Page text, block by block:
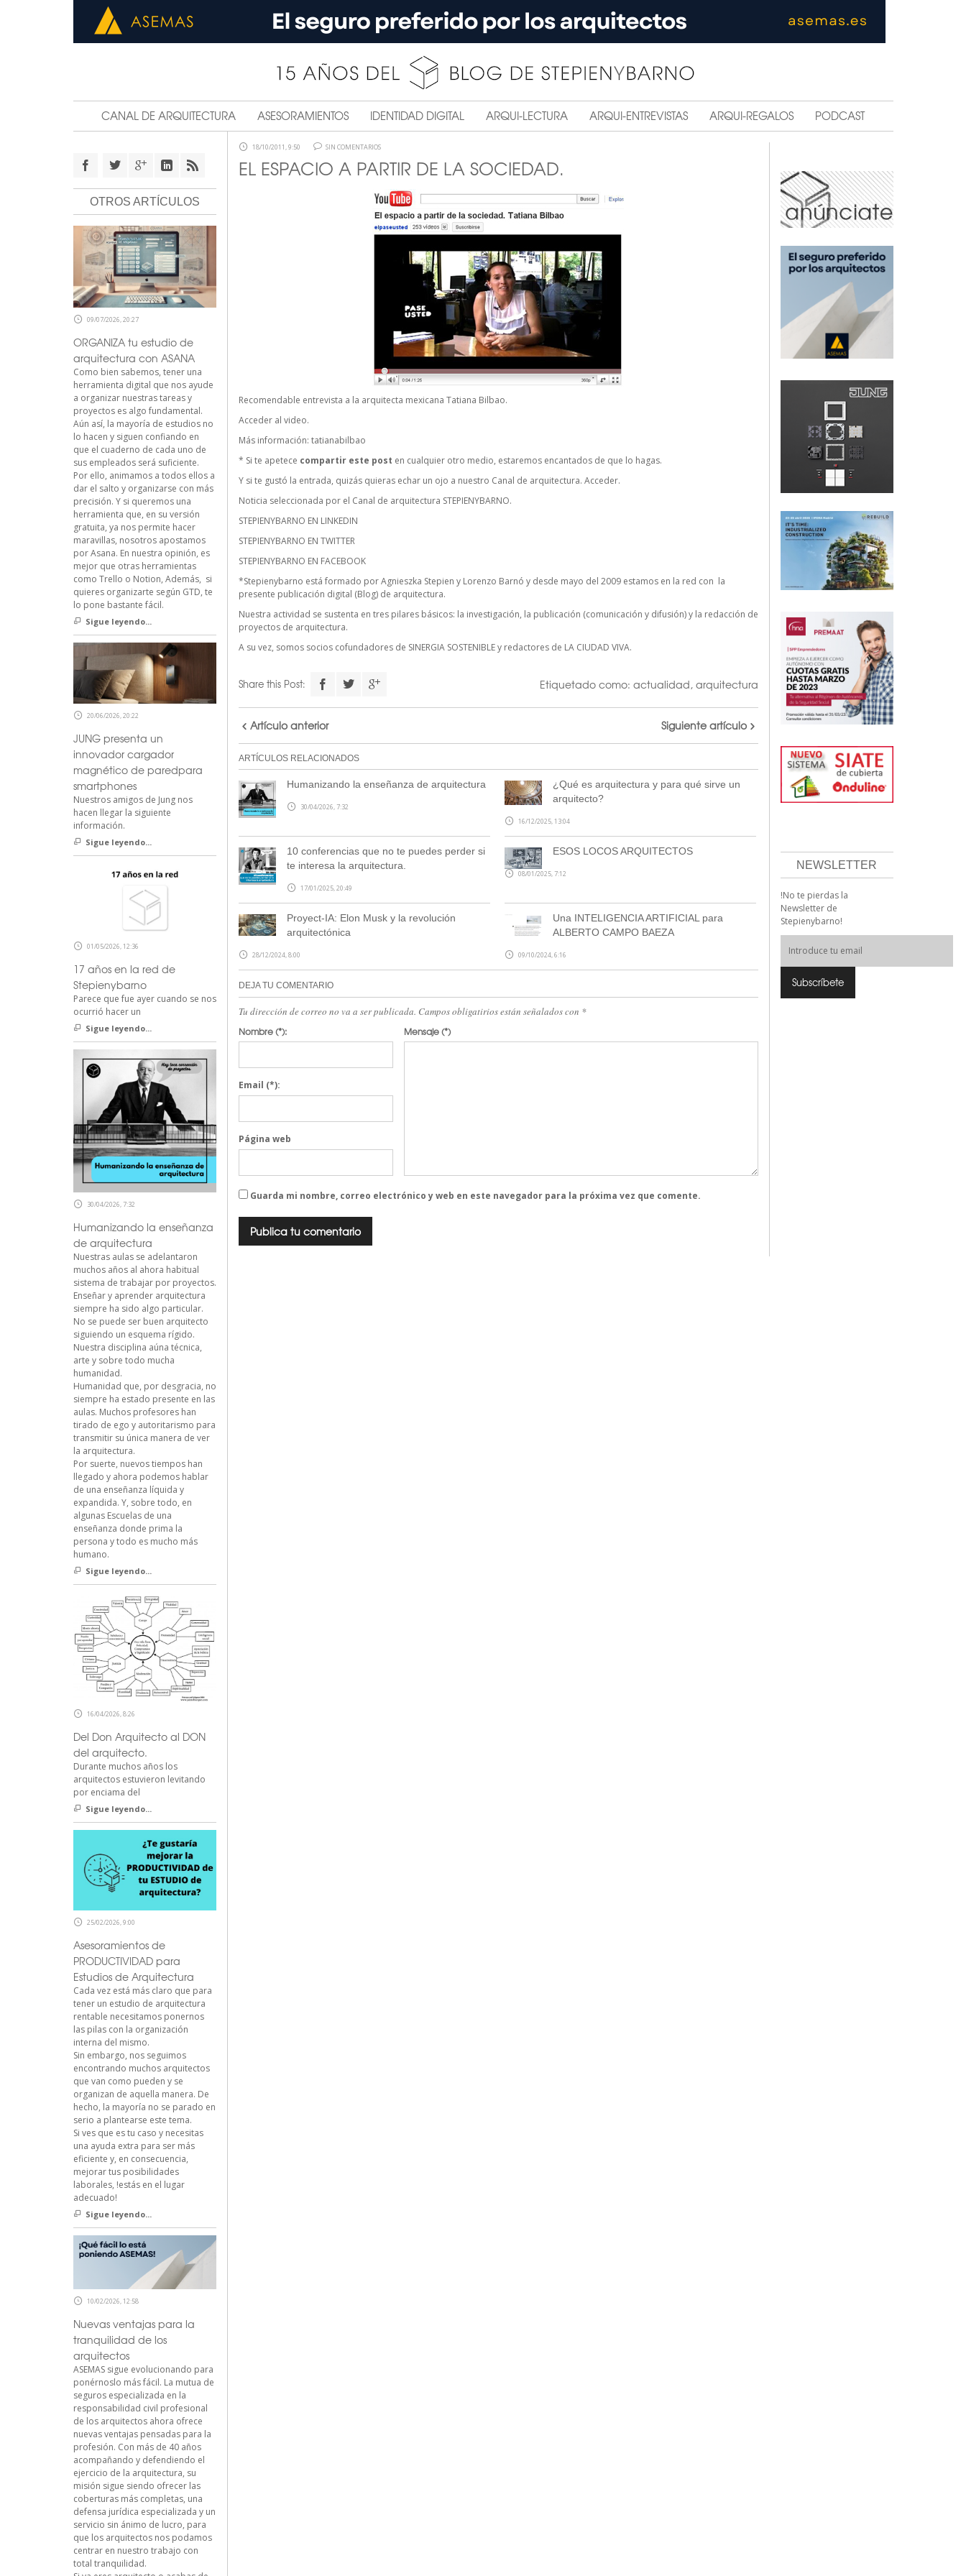
CANAL DE ARQUITECTURA ASESORAMIENTOS IDENTIDAD DIGITAL ARQUI-LECTURA ARQUI-ENTREVISTAS ARQUI-REGALOS PODCAST
18/10/2011, 9:50 SIN COMENTARIOS
EL ESPACIO A PARTIR DE LA SOCIEDAD.
Recomendable entrevista a la arquitecta mexicana Tatiana Bilbao.
Acceder al video.
Más información: tatianabilbao
* Si te apetece compartir este post en cualquier otro medio, estaremos encantados de que lo hagas.
Y si te gustó la entrada, quizás quieras echar un ojo a nuestro Canal de arquitectura. Acceder.
Noticia seleccionada por el Canal de arquitectura STEPIENYBARNO.
STEPIENYBARNO EN LINKEDIN
STEPIENYBARNO EN TWITTER
STEPIENYBARNO EN FACEBOOK
*Stepienybarno está formado por Agnieszka Stepien y Lorenzo Barnó y desde mayo del 2009 estamos en la red con la
presente publicación digital (Blog) de arquitectura.
Nuestra actividad se sustenta en tres pilares básicos: la investigación, la publicación (comunicación y difusión) y la redacción de
proyectos de arquitectura.
A su vez, somos socios cofundadores de SINERGIA SOSTENIBLEy redactores de LA CIUDAD VIVA.
Share this Post: Etiquetado como: actualidad, arquitectura
Artículo anterior Siguiente artículo
ARTÍCULOS RELACIONADOS
Humanizando la enseñanza de arquitectura
30/04/2026, 7:32
¿Qué es arquitectura y para qué sirve un
arquitecto?
16/12/2025, 13:04
10 conferencias que no te puedes perder si
te interesa la arquitectura.
17/01/2025, 20:49
ESOS LOCOS ARQUITECTOS
08/01/2025, 7:12
Proyect-IA: Elon Musk y la revolución
arquitectónica
28/12/2024, 8:00
Una INTELIGENCIA ARTIFICIAL para
ALBERTO CAMPO BAEZA
09/10/2024, 6:16
DEJA TU COMENTARIO
Tu dirección de correo no va a ser publicada. Campos obligatirios están señalados con *
Mensaje(*)
Nombre(*):
Email (*):
Página web
Guarda mi nombre, correo electrónico y web en este navegador para la próxima vez que comente.
NEWSLETTER
!No te pierdas la
Newsletter de
Stepienybarno!
OTROS ARTÍCULOS
09/07/2026, 20:27
ORGANIZA tu estudio de
arquitectura con ASANA
Como bien sabemos, tener una
herramienta digital que nos ayude
a organizar nuestras tareas y
proyectos es algo fundamental.
Aún así, la mayoría de estudios no
lo hacen y siguen confiando en
que el cuaderno de cada uno de
sus empleados será suficiente.
Por ello, animamos a todos ellos a
dar el salto y organizarse con más
precisión. Y si queremos una
herramienta que, en su versión
gratuita, ya nos permite hacer
maravillas, nosotros apostamos
por Asana. En nuestra opinión, es
mejor que otras herramientas
como Trello o Notion, Además, si
quieres organizarte según GTD, te
lo pone bastante fácil.
Sigue leyendo...
20/06/2026, 20:22
JUNG presenta un
innovador cargador
magnético de paredpara
smartphones
Nuestros amigos de Jung nos
hacen llegar la siguiente
información.
Sigue leyendo...
01/05/2026, 12:36
17 años en la red de
Stepienybarno
Parece que fue ayer cuando se nos
ocurrió hacer un
Sigue leyendo...
30/04/2026, 7:32
Humanizando la enseñanza
de arquitectura
Nuestras aulas se adelantaron
muchos años al ahora habitual
sistema de trabajar por proyectos.
Enseñar y aprender arquitectura
siempre ha sido algo particular.
No se puede ser buen arquitecto
siguiendo un esquema rígido.
Nuestra disciplina aúna técnica,
arte y sobre todo mucha
humanidad.
Humanidad que, por desgracia, no
siempre ha estado presente en las
aulas. Muchos profesores han
tirado de ego y autoritarismo para
transmitir su única manera de ver
la arquitectura.
Por suerte, nuevos tiempos han
llegado y ahora podemos hablar
de una enseñanza líquida y
expandida. Y, sobre todo, en
algunas Escuelas de una
enseñanza donde prima la
persona y todo es mucho más
humano.
Sigue leyendo...
16/04/2026, 8:26
Del Don Arquitecto al DON
del arquitecto.
Durante muchos años los
arquitectos estuvieron levitando
por enciama del
Sigue leyendo...
25/02/2026, 9:00
Asesoramientos de
PRODUCTIVIDAD para
Estudios de Arquitectura
Cada vez está más claro que para
tener un estudio de arquitectura
rentable necesitamos ponernos
las pilas con la organización
interna del mismo.
Sin embargo, nos seguimos
encontrando muchos arquitectos
que van como pueden y se
organizan de aquella manera. De
hecho, la mayoría no se parado en
serio a plantearse este tema.
Si ves que es tu caso y necesitas
una ayuda extra para ser más
eficiente y, en consecuencia,
mejorar tus posibilidades
laborales, !estás en el lugar
adecuado!
Sigue leyendo...
10/02/2026, 12:58
Nuevas ventajas para la
tranquilidad de los
arquitectos
ASEMAS sigue evolucionando para
ponérnoslo más fácil. La mutua de
seguros especializada en la
responsabilidad civil profesional
de los arquitectos ahora ofrece
nuevas ventajas pensadas para la
profesión. Con más de 40 años
acompañando y defendiendo el
ejercicio de la arquitectura, su
misión sigue siendo ofrecer las
coberturas más completas, una
defensa jurídica especializada y un
servicio sin ánimo de lucro, para
que los arquitectos nos podamos
centrar en nuestro trabajo con
total tranquilidad.